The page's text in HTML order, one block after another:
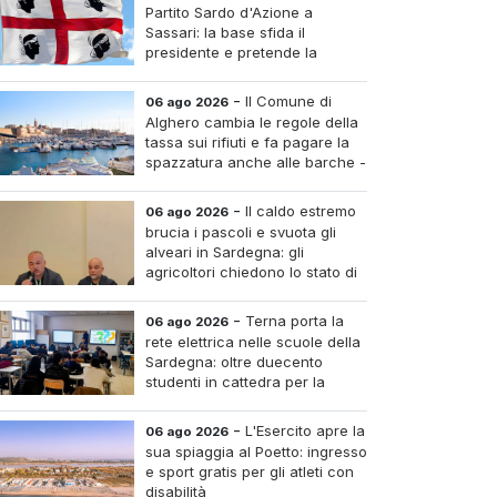
Partito Sardo d'Azione a
Sassari: la base sfida il
presidente e pretende la
06 ago 2026 - Il Comune di
Alghero cambia le regole della
tassa sui rifiuti e fa pagare la
spazzatura anche alle barche -
06 ago 2026 - Il caldo estremo
brucia i pascoli e svuota gli
alveari in Sardegna: gli
agricoltori chiedono lo stato di
06 ago 2026 - Terna porta la
rete elettrica nelle scuole della
Sardegna: oltre duecento
studenti in cattedra per la
06 ago 2026 - L'Esercito apre la
sua spiaggia al Poetto: ingresso
e sport gratis per gli atleti con
disabilità